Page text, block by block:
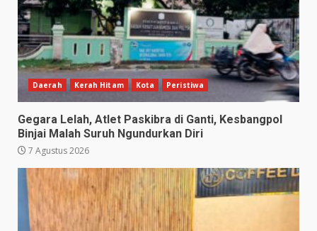
Daerah Kerah Hitam Kota Peristiwa
Gegara Lelah, Atlet Paskibra di Ganti, Kesbangpol
Binjai Malah Suruh Ngundurkan Diri
7 Agustus 2026